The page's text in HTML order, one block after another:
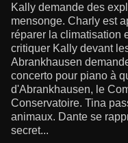
Kally demande des
mensonge. Charly est
réparer la climatisation
critiquer Kally devant
Abrankhausen
concerto pour piano à
d'Abrankhausen, le
Conservatoire. Tina
animaux. Dante se
secret...